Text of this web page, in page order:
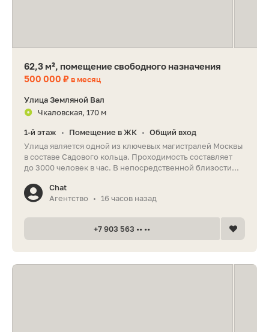
62,3 м², помещение свободного назначения
500 000 ₽в месяц
Улица Земляной Вал
Чкаловская, 170 м
1-й этаж • Помещение в ЖК • Общий вход
Улица является одной из ключевых магистралей Москвы
в составе Садового кольца. Проходимость составляет
до 3000 человек в час. В непосредственной близости...
Chat
Агентство
• 16 часов назад
+7 903 563 •• ••